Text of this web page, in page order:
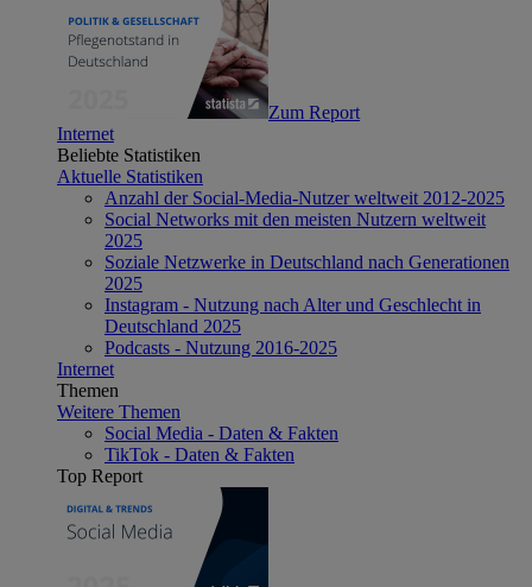
Zum Report
Internet
Beliebte Statistiken
Aktuelle Statistiken
Anzahl der Social-Media-Nutzer weltweit 2012-2025
Social Networks mit den meisten Nutzern weltweit
2025
Soziale Netzwerke in Deutschland nach Generationen
2025
Instagram - Nutzung nach Alter und Geschlecht in
Deutschland 2025
Podcasts - Nutzung 2016-2025
Internet
Themen
Weitere Themen
Social Media - Daten & Fakten
TikTok - Daten & Fakten
Top Report